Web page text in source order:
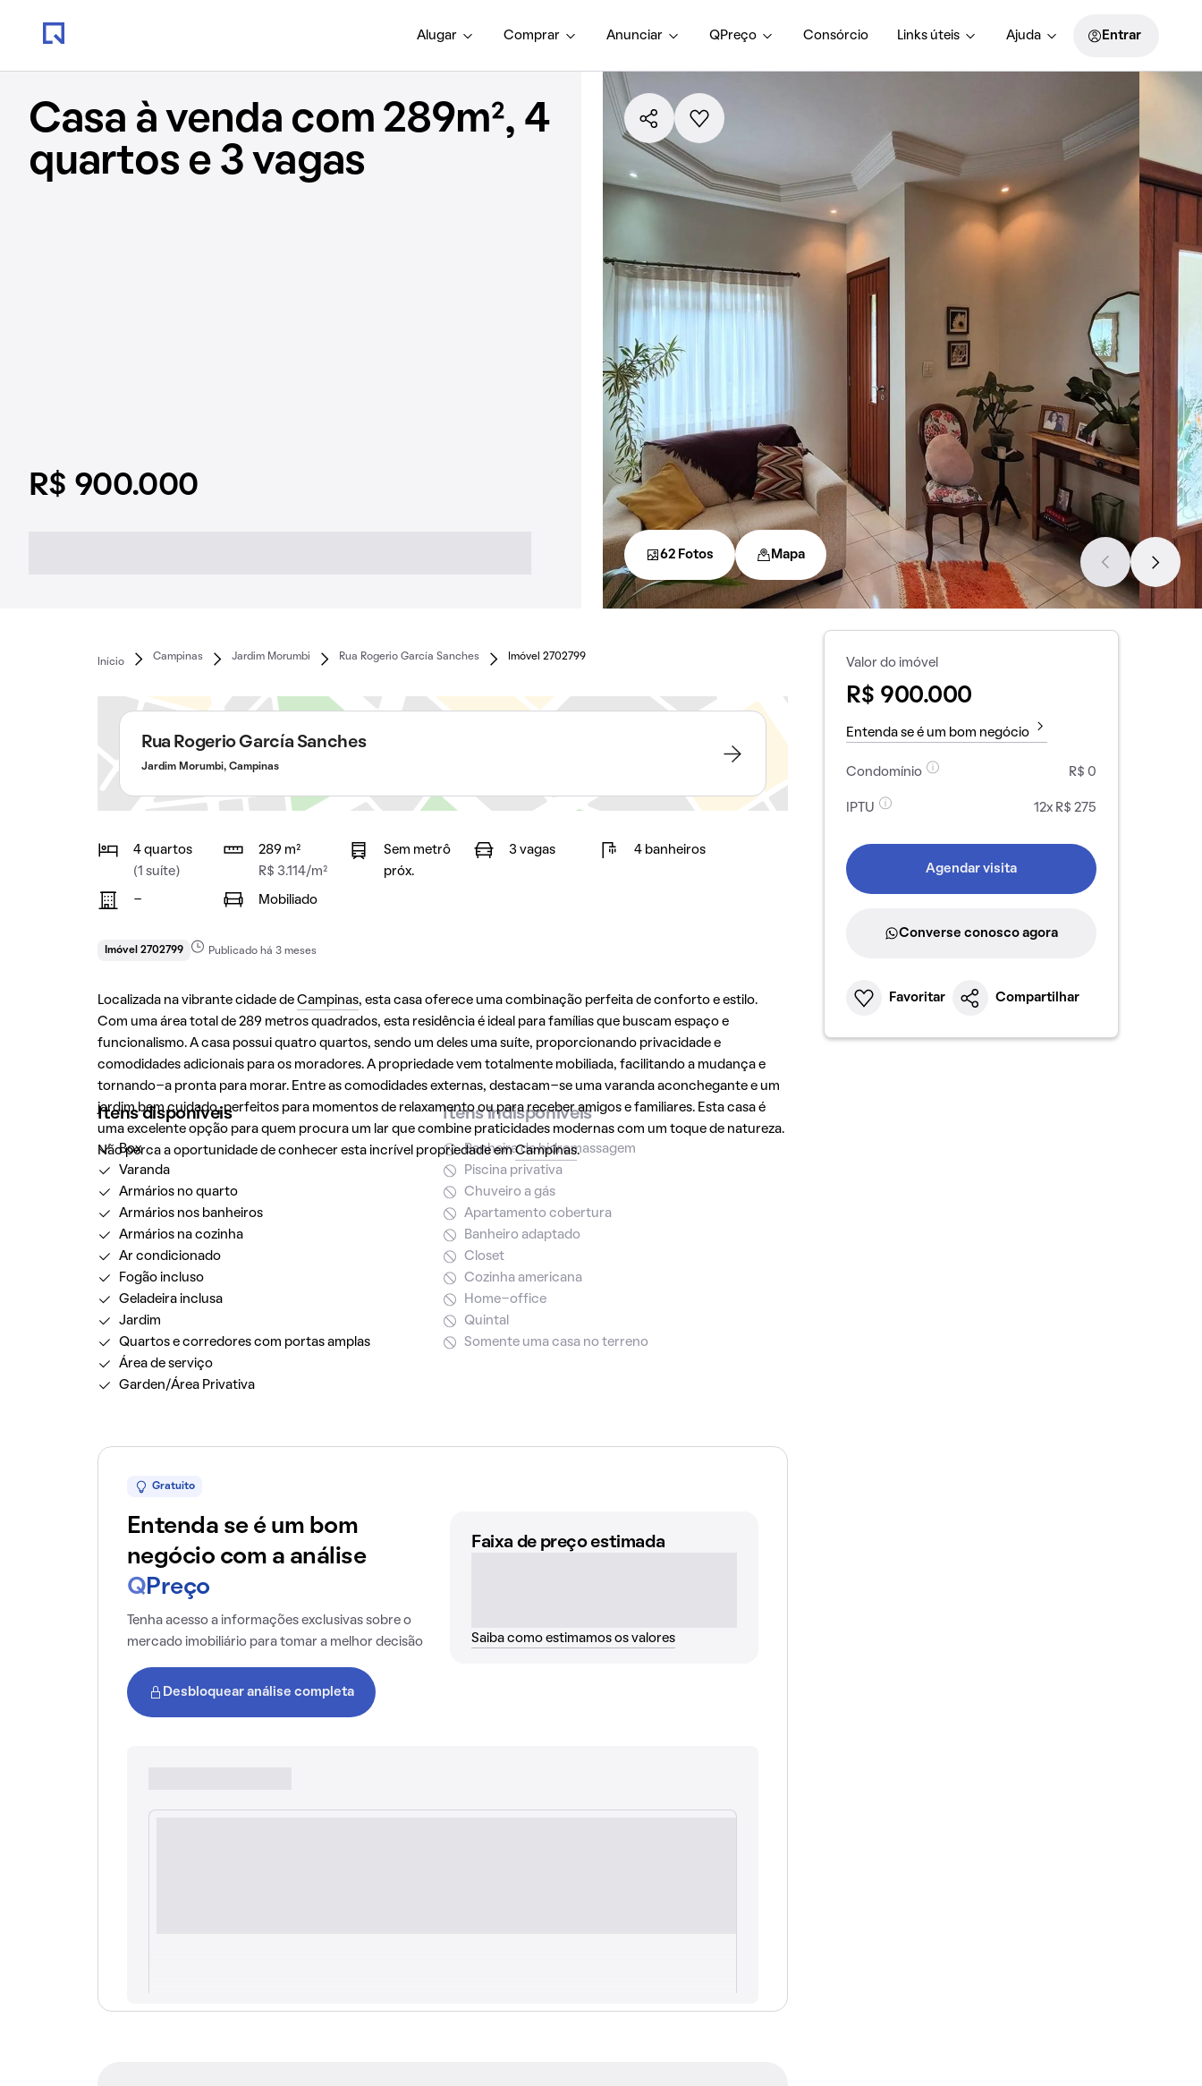
Alugar Comprar Anunciar QPreço Consórcio Links úteis Ajuda Entrar
Casa à venda com 289m², 4
quartos e 3 vagas
R$ 900.000
62 Fotos Mapa
Início
Campinas Jardim Morumbi Rua Rogerio García Sanches Imóvel 2702799
Rua Rogerio García Sanches
Jardim Morumbi, Campinas
4 quartos
(1 suíte)
289 m²
R$ 3.114/m²
Sem metrô
próx.
3 vagas 4 banheiros
- Mobiliado
Imóvel 2702799 Publicado há 3 meses
Localizada na vibrante cidade de Campinas, esta casa oferece uma combinação perfeita de conforto e estilo.
Com uma área total de 289 metros quadrados, esta residência é ideal para famílias que buscam espaço e
funcionalismo. A casa possui quatro quartos, sendo um deles uma suíte, proporcionando privacidade e
comodidades adicionais para os moradores. A propriedade vem totalmente mobiliada, facilitando a mudança e
tornando-a pronta para morar. Entre as comodidades externas, destacam-se uma varanda aconchegante e um
jardim bem cuidado, perfeitos para momentos de relaxamento ou para receber amigos e familiares. Esta casa é
uma excelente opção para quem procura um lar que combine praticidades modernas com um toque de natureza.
Não perca a oportunidade de conhecer esta incrível propriedade emCampinas.
Itens disponíveis
Box
Varanda
Armários no quarto
Armários nos banheiros
Armários na cozinha
Ar condicionado
Fogão incluso
Geladeira inclusa
Jardim
Quartos e corredores com portas amplas
Área de serviço
Garden/Área Privativa
Itens indisponíveis
Banheira de hidromassagem
Piscina privativa
Chuveiro a gás
Apartamento cobertura
Banheiro adaptado
Closet
Cozinha americana
Home-office
Quintal
Somente uma casa no terreno
Gratuito
Entenda se é um bom
negócio com a análise
Q Preço
Tenha acesso a informações exclusivas sobre o
mercado imobiliário para tomar a melhor decisão
Desbloquear análise completa
Faixa de preço estimada
Saiba como estimamos os valores
Valor do imóvel
R$ 900.000
Entenda se é um bom negócio
Condomínio R$ 0
IPTU 12x R$ 275
Agendar visita
Converse conosco agora
Favoritar Compartilhar